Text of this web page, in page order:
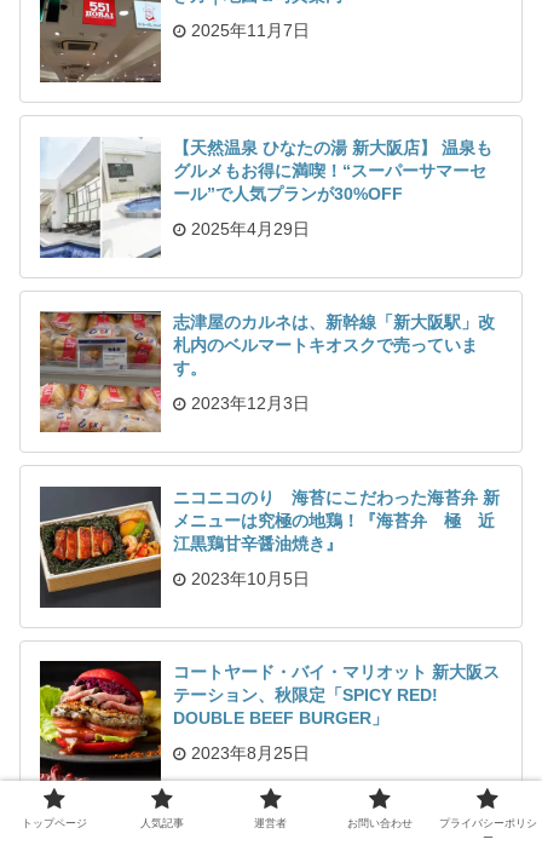
2025年11月7日
【天然温泉 ひなたの湯 新大阪店】 温泉も
グルメもお得に満喫！“スーパーサマーセ
ール”で人気プランが30%OFF
2025年4月29日
志津屋のカルネは、新幹線「新大阪駅」改
札内のベルマートキオスクで売っていま
す。
2023年12月3日
ニコニコのり 海苔にこだわった海苔弁 新
メニューは究極の地鶏！『海苔弁 極 近
江黒鶏甘辛醤油焼き』
2023年10月5日
コートヤード・バイ・マリオット 新大阪ス
テーション、秋限定「SPICY RED!
DOUBLE BEEF BURGER」
2023年8月25日
トップページ 人気記事 運営者 お問い合わせ
プライバシーポリシ
ー